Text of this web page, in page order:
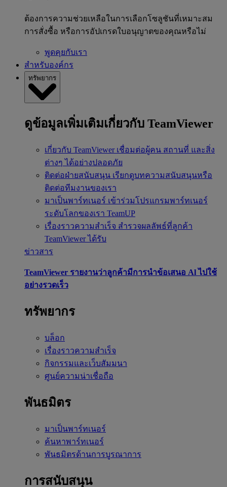
ต้องการความช่วยเหลือในการเลือกโซลูชันที่เหมาะสม
การสั่งซื้อ หรือการอัปเกรดใบอนุญาตของคุณหรือไม่
พูดคุยกับเรา
สำหรับองค์กร
ทรัพยากร
ดูข้อมูลเพิ่มเติมเกี่ยวกับ TeamViewer
เกี่ยวกับ TeamViewer เชื่อมต่อผู้คน สถานที่ และสิ่ง
ต่างๆ ได้อย่างปลอดภัย
ติดต่อฝ่ายสนับสนุน เรียกดูบทความสนับสนุนหรือ
ติดต่อทีมงานของเรา
มาเป็นพาร์ทเนอร์ เข้าร่วมโปรแกรมพาร์ทเนอร์
ระดับโลกของเรา TeamUP
เรื่องราวความสำเร็จ สำรวจผลลัพธ์ที่ลูกค้า
TeamViewer ได้รับ
ข่าวสาร
TeamViewer รายงานว่าลูกค้ามีการนำข้อเสนอ Al ไปใช้
อย่างรวดเร็ว
ทรัพยากร
บล็อก
เรื่องราวความสำเร็จ
กิจกรรมและเว็บสัมมนา
ศูนย์ความน่าเชื่อถือ
พันธมิตร
มาเป็นพาร์ทเนอร์
ค้นหาพาร์ทเนอร์
พันธมิตรด้านการบูรณาการ
การสนับสนุน